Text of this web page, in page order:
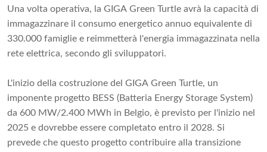
Una volta operativa, la GIGA Green Turtle avrà la capacità di
immagazzinare il consumo energetico annuo equivalente di
330.000 famiglie e reimmetterà l'energia immagazzinata nella
rete elettrica, secondo gli sviluppatori.
L'inizio della costruzione del GIGA Green Turtle, un
imponente progetto BESS (Batteria Energy Storage System)
da 600 MW/2.400 MWh in Belgio, è previsto per l'inizio nel
2025 e dovrebbe essere completato entro il 2028. Si
prevede che questo progetto contribuire alla transizione